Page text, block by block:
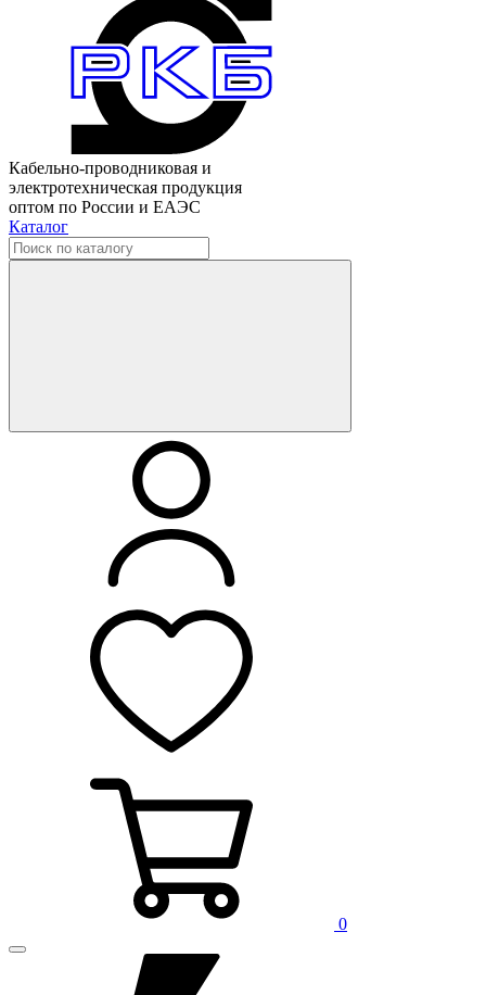
Кабельно-проводниковая и
электротехническая продукция
оптом по России и ЕАЭС
Каталог
0